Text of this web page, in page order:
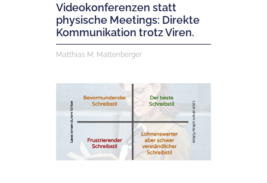
Videokonferenzen statt
physische Meetings: Direkte
Kommunikation trotz Viren.
Matthias M. Mattenberger